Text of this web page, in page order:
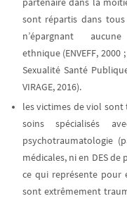
sont répartis dans
n’épargnant
ethnique (ENVEFF, 2000
Sexualité Santé
VIRAGE, 2016).
les victimes de viol sont
soins spécialisés
psychotraumatologie
médicales, ni en DES
ce qui représente pour
sont extrêmement